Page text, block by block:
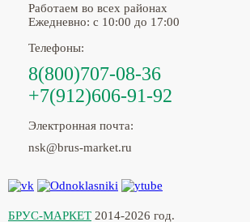
Работаем во всех районах
Ежедневно: с 10:00 до 17:00
Телефоны:
8(800)707-08-36
+7(912)606-91-92
Электронная почта:
nsk@brus-market.ru
БРУС-МАРКЕТ 2014-2026 год.